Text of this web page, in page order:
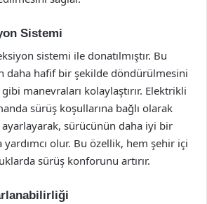
Sistemi
sistemi ile donatılmıştır. Bu
daha hafif bir şekilde döndürülmesini
manevraları kolaylaştırır. Elektrikli
sürüş koşullarına bağlı olarak
sürücünün daha iyi bir
yardımcı olur. Bu özellik, hem şehir içi
sürüş konforunu artırır.